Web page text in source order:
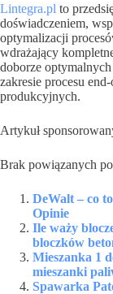
Lintegra.pl to
doświadczeniem,
optymalizacji
wdrażający
doborze
zakresie procesu
produkcyjnych.
Artykuł
Brak powiązanych
DeWalt – co
Opinie
Ile waży
bloczków
Mieszanka 1
mieszanki
Spawarka